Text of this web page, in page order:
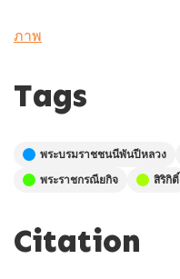
ภาพ
Tags
พระบรมราชชนนีพันปีหลวง
พระราชกรณียกิจ
สิริกิติ์
Citation